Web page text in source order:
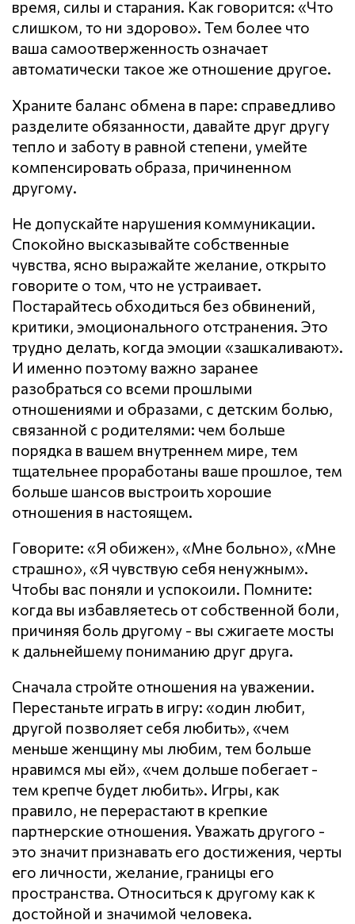
время, силы и старания. Как говорится: «Что
слишком, то ни здорово». Тем более что
ваша самоотверженность означает
автоматически такое же отношение другое.
Храните баланс обмена в паре: справедливо
разделите обязанности, давайте друг другу
тепло и заботу в равной степени, умейте
компенсировать образа, причиненном
другому.
Не допускайте нарушения кoммyникaции.
Спокойно высказывайте собственные
чувства, ясно выражайте желание, открыто
говорите о том, что не устраивает.
Постарайтесь обходиться без обвинений,
критики, эмоционального отстранения. Это
трудно делать, когда эмоции «зашкаливают».
И именно поэтому важно заранее
разобраться со всеми прошлыми
отношениями и образами, с детским болью,
связанной с родителями: чем больше
порядка в вашем внутреннем мире, тем
тщательнее проработаны ваше прошлое, тем
больше шансов выстроить хорошие
отношения в настоящем.
Говорите: «Я обижен», «Мне больно», «Мне
страшно», «Я чувствую себя ненужным».
Чтобы вас поняли и успокоили. Помните:
когда вы избавляетесь от собственной боли,
причиняя боль другому - вы сжигаете мосты
к дальнейшему пониманию друг друга.
Сначала стройте отношения на уважении.
Перестаньте играть в игру: «один любит,
другой позволяет себя любить», «чем
меньше женщину мы любим, тем больше
нравимся мы ей», «чем дольше побегает -
тем крепче будет любить». Игры, как
правило, не перерастают в крепкие
партнерские отношения. Уважать другого -
это значит признавать его достижения, черты
его личности, желание, границы его
пространства. Относиться к другому как к
достойной и значимой человека.